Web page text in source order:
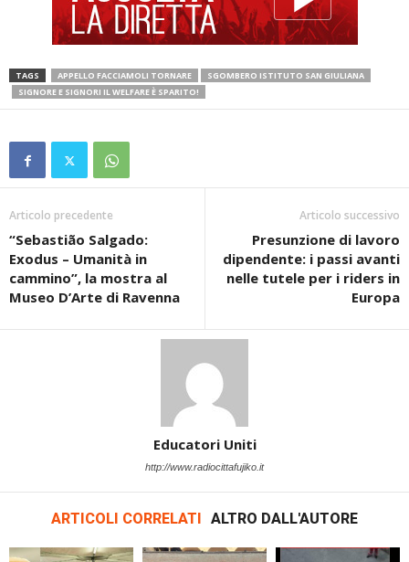
TAGS APPELLO FACCIAMOLI TORNARE
SGOMBERO ISTITUTO SAN GIULIANA
SIGNORE E SIGNORI IL WELFARE È SPARITO!
Articolo precedente
“Sebastião Salgado:
Exodus – Umanità in
cammino”, la mostra al
Museo D’Arte di Ravenna
Articolo successivo
Presunzione di lavoro
dipendente: i passi avanti
nelle tutele per i riders in
Europa
Educatori Uniti
http://www.radiocittafujiko.it
ARTICOLI CORRELATI ALTRO DALL'AUTORE